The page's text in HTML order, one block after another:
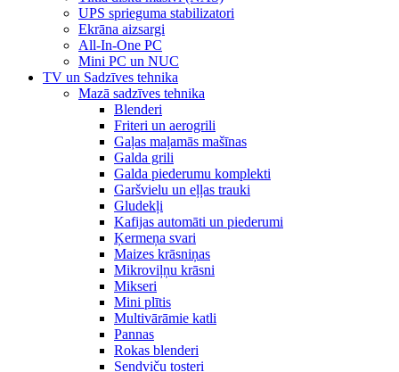
UPS sprieguma stabilizatori
Ekrāna aizsargi
All-In-One PC
Mini PC un NUC
TV un Sadzīves tehnika
Mazā sadzīves tehnika
Blenderi
Friteri un aerogrili
Gaļas maļamās mašīnas
Galda grili
Galda piederumu komplekti
Garšvielu un eļļas trauki
Gludekļi
Kafijas automāti un piederumi
Ķermeņa svari
Maizes krāsniņas
Mikroviļņu krāsni
Mikseri
Mini plītis
Multivārāmie katli
Pannas
Rokas blenderi
Sendviču tosteri